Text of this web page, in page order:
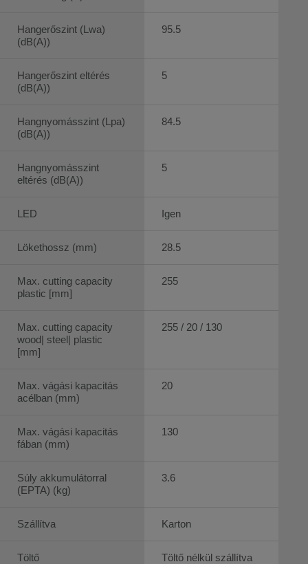
Hangerőszint (Lwa)
(dB(A))
Hangerőszint eltérés
(dB(A))
Hangnyomásszint (Lpa)
(dB(A))
Hangnyomásszint
eltérés (dB(A))
LED
Lökethossz (mm)
Max. cutting capacity
plastic [mm]
Max. cutting capacity
wood| steel| plastic
[mm]
Max. vágási kapacitás
acélban (mm)
Max. vágási kapacitás
fában (mm)
Súly akkumulátorral
(EPTA) (kg)
Szállítva
Töltő
95.5
5
84.5
5
Igen
28.5
255
255 / 20 / 130
20
130
3.6
Karton
Töltő nélkül szállítva